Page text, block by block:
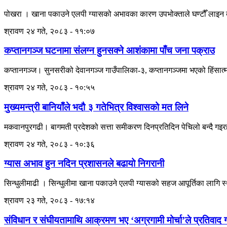
पोखरा । खाना पकाउने एलपी ग्यासको अभावका कारण उपभोक्ताले घण्टौँ
श्रावण २४ गते, २०८३ - ११:०७
कप्तानगञ्ज घटनामा संलग्न हुनसक्ने आशंकामा पाँच जना पक्राउ
कप्तानगञ्ज। सुनसरीको देवानगञ्ज गाउँपालिका-३, कप्तानगञ्जमा भएको
श्रावण २४ गते, २०८३ - १०:५५
मुख्यमन्त्री बानियाँले भदौ ३ गतेभित्र विश्वासको मत लिने
मकवानपुरगढी। बागमती प्रदेशको सत्ता समीकरण दिनप्रतिदिन पेचिलो बन्दै
श्रावण २४ गते, २०८३ - १०:३६
ग्यास अभाव हुन नदिन प्रशासनले बढायो निगरानी
सिन्धुलीमाढी । सिन्धुलीमा खाना पकाउने एलपी ग्यासको सहज आपूर्तिका
श्रावण २३ गते, २०८३ - १७:१४
संविधान र संघीयतामाथि आक्रमण भए ‘अग्रगामी मोर्चा’ले प्रतिवाद